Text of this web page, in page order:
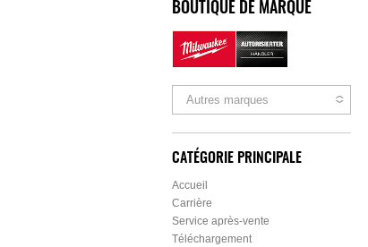
BOUTIQUE DE MARQUE
Autres marques
CATÉGORIE PRINCIPALE
Accueil
Carrière
Service après-vente
Téléchargement